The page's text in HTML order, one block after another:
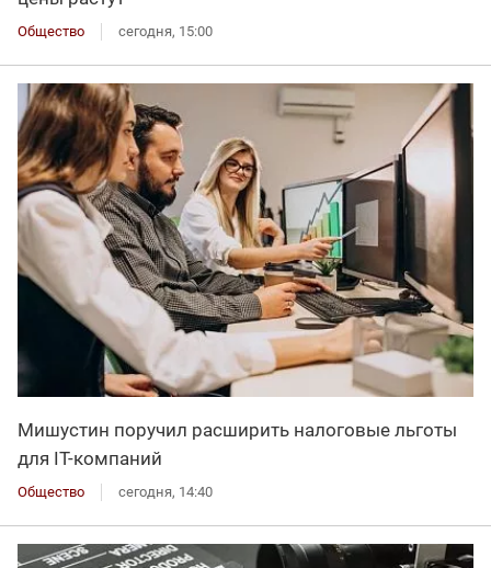
Общество сегодня, 15:00
Мишустин поручил расширить налоговые льготы
для IT-компаний
Общество сегодня, 14:40